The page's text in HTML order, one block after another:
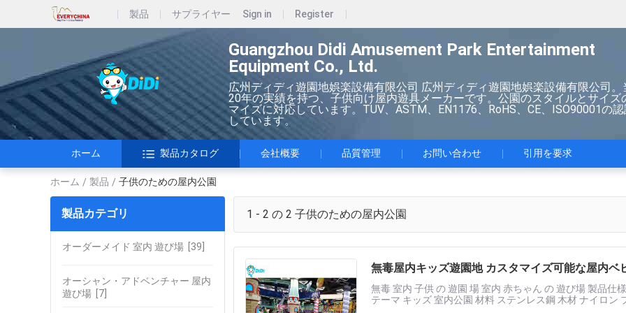
製品 サプライヤー Sign in Register
Guangzhou Didi Amusement Park Entertainment
Equipment Co., Ltd.
広州ディディ遊園地娯楽設備有限公司 広州ディディ遊園地娯楽設備有限公司。
20年の実績を持つ、子供向け屋内遊具メーカーです。公園のスタイルとサイズ
マイズに対応しています。TUV、ASTM、EN1176、RoHS、CE、ISO90001の
しています。
ホーム 製品カタログ 会社概要 品質管理 お問い合わせ 引用を要求
ホーム / 製品 / 子供のための屋内公園
製品カテゴリ
オーダーメイド 室内 遊び場 [39]
オーシャン・アドベンチャー 屋内
遊び場 [7]
1 - 2 の 2 子供のための屋内公園
無毒屋内キッズ遊園地 カスタマイズ可能な屋内ベ
無毒 室内 子供 の 遊園 場 室内 赤ちゃん の 遊び場 製品仕
テーマ キッズ 室内公園 材料 ステンレス鋼 木材 ナイロン